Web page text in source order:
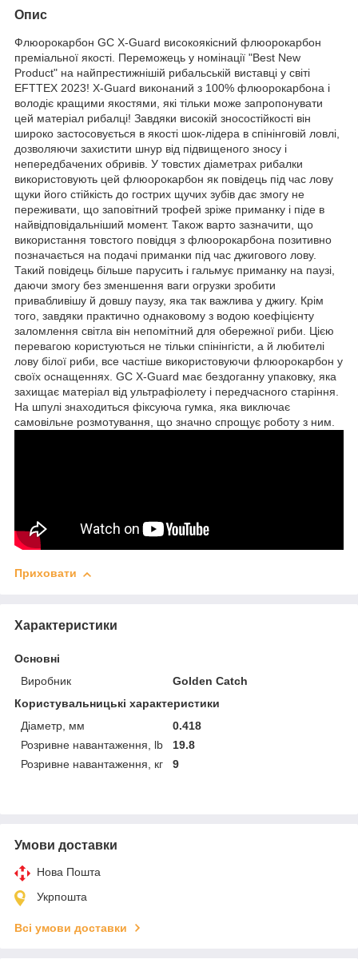
Опис
Флюорокарбон GC X-Guard високоякісний флюорокарбон
преміальної якості. Переможець у номінації "Best New
Product" на найпрестижнішій рибальській виставці у світі
EFTTEX 2023! X-Guard виконаний з 100% флюорокарбона і
володіє кращими якостями, які тільки може запропонувати
цей матеріал рибалці! Завдяки високій зносостійкості він
широко застосовується в якості шок-лідера в спінінговій ловлі,
дозволяючи захистити шнур від підвищеного зносу і
непередбачених обривів. У товстих діаметрах рибалки
використовують цей флюорокарбон як повідець під час лову
щуки його стійкість до гострих щучих зубів дає змогу не
переживати, що заповітний трофей зріже приманку і піде в
найвідповідальніший момент. Також варто зазначити, що
використання товстого повідця з флюорокарбона позитивно
позначається на подачі приманки під час джигового лову.
Такий повідець більше парусить і гальмує приманку на паузі,
даючи змогу без зменшення ваги огрузки зробити
привабливішу й довшу паузу, яка так важлива у джигу. Крім
того, завдяки практично однаковому з водою коефіцієнту
заломлення світла він непомітний для обережної риби. Цією
перевагою користуються не тільки спінінгісти, а й любителі
лову білої риби, все частіше використовуючи флюорокарбон у
своїх оснащеннях. GC X-Guard має бездоганну упаковку, яка
захищає матеріал від ультрафіолету і передчасного старіння.
На шпулі знаходиться фіксуюча гумка, яка виключає
самовільне розмотування, що значно спрощує роботу з ним.
Приховати
Характеристики
Основні
Виробник
Golden Catch
Користувальницькі характеристики
Діаметр, мм
0.418
Розривне навантаження, lb
19.8
Розривне навантаження, кг
9
Умови доставки
Нова Пошта
Укрпошта
Всі умови доставки